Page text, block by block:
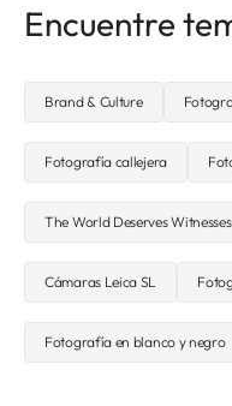
Encuentre
Brand & Culture
Fotografía callejera
The World Deserves Witnesses
Cámaras Leica SL
Fotografía en blanco y negro